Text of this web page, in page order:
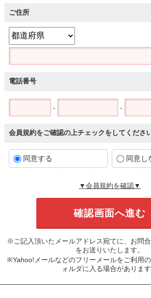
ご住所
電話番号
- -
会員規約をご確認の上チェックをしてくださ
同意する 同意し
▼会員規約を確認▼
※ご記入頂いたメールアドレス宛てに、お問
をお送りいたします。
※Yahoo!メールなどのフリーメールをご利用
ォルダに入る場合があります